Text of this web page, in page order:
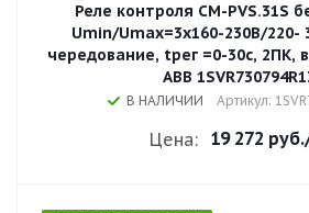
Реле контроля CM-PVS.31S
Umin/Umax=3x160-230В/220-
чередование, tрег =0-30с, 2ПК,
ABB
В НАЛИЧИИ Артикул:
Цена: 19 272 руб.